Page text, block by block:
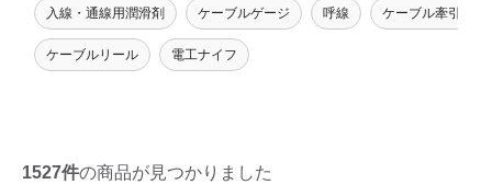
入線・通線用潤滑剤 ケーブルゲージ 呼線 ケーブル牽引具
ケーブルリール 電工ナイフ
1527件の商品が見つかりました